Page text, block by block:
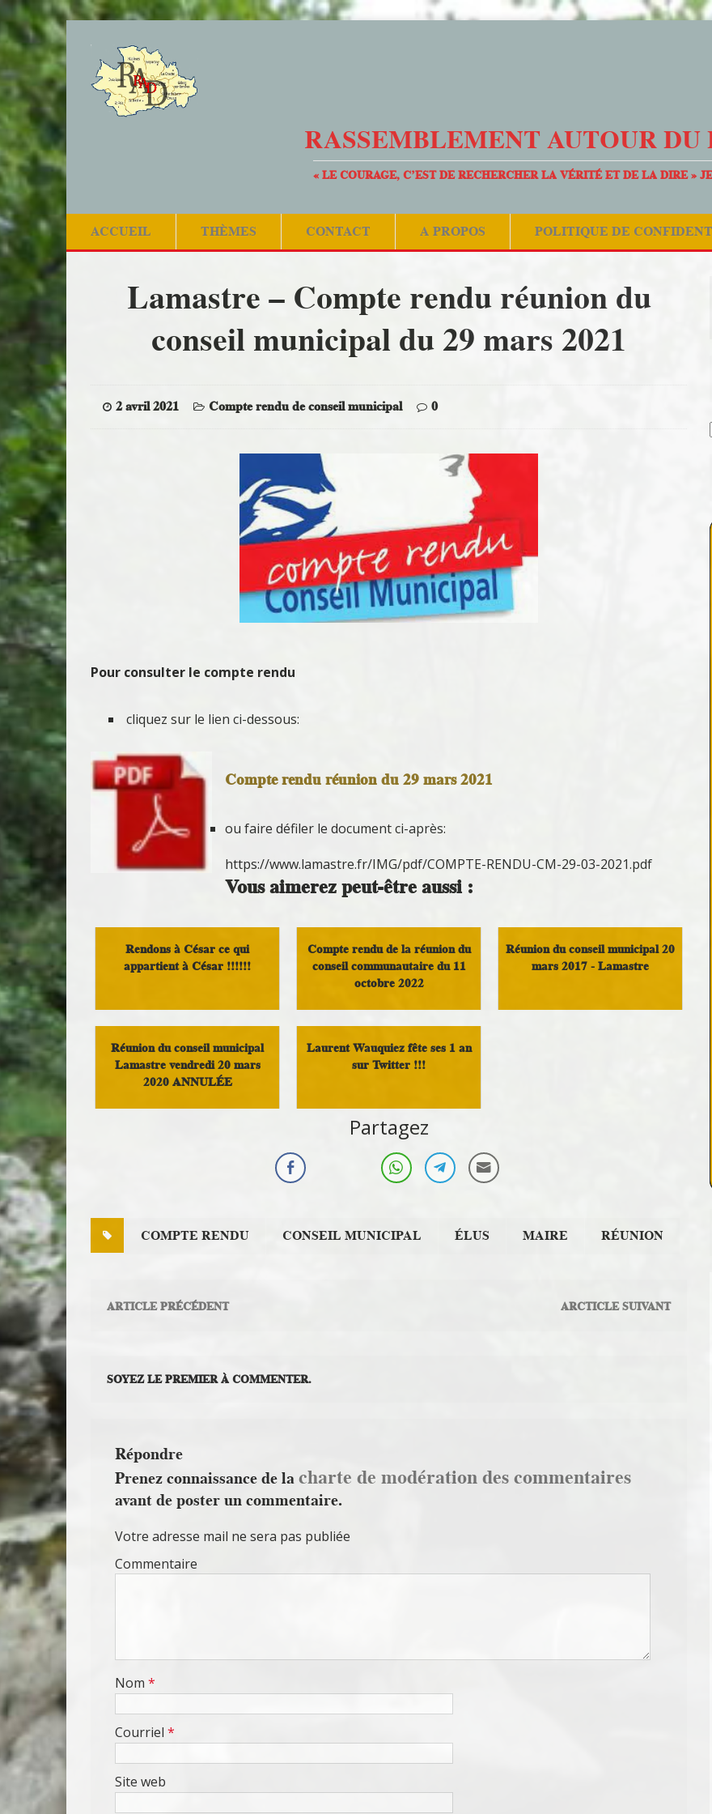
RASSEMBLEMENT AUTOUR DU
« LE COURAGE, C’EST DE RECHERCHER LA VÉRITÉ ET DE LA DIRE »
ACCUEIL THÈMES CONTACT A PROPOS POLITIQUE DE
Lamastre – Compte rendu réunion du
conseil municipal du 29 mars 2021
2 avril 2021 Compte rendu de conseil municipal 0
Pour consulter le compte rendu
cliquez sur le lien ci-dessous:
Compte rendu réunion du 29 mars 2021
ou faire défiler le document ci-après:
https://www.lamastre.fr/IMG/pdf/COMPTE-RENDU-CM-29-03-2021.pdf
Vous aimerez peut-être aussi :
Rendons à César ce qui
appartient à César !!!!!!
Démocratie Locale
Compte rendu de la réunion du
conseil communautaire du 11
octobre 2022
Compte rendu de conseil
communautaire
Réunion du conseil municipal 20
mars 2017 - Lamastre
Démocratie Locale
Réunion du conseil municipal
Lamastre vendredi 20 mars
2020 ANNULÉE
Laurent Wauquiez fête ses 1 an
sur Twitter !!!
Analyse et réflexion
Partagez
COMPTE RENDU CONSEIL MUNICIPAL ÉLUS MAIRE RÉUNION
ARTICLE PRÉCÉDENT ARCTICLE SUIVANT
SOYEZ LE PREMIER À COMMENTER.
Répondre
Prenez connaissance de lacharte de modération des commentaires
avant de poster un commentaire.
Votre adresse mail ne sera pas publiée
Commentaire
Nom *
Courriel *
Site web